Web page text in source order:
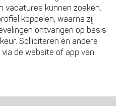
vacatures kunnen zoeken.
koppelen, waarna zij
ontvangen op basis
Solliciteren en andere
de website of app van